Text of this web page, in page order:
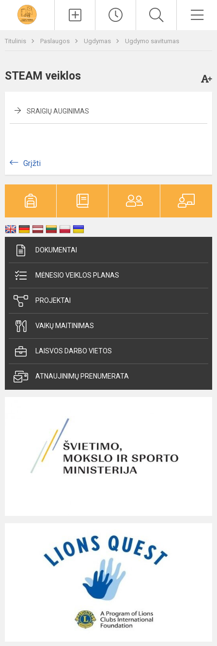
Titulinis Paslaugos Ugdymas Ugdymo savitumas
STEAM veiklos
SRAIGIŲ AUGINIMAS
Grįžti
DOKUMENTAI
MĖNESIO VEIKLOS PLANAS
PROJEKTAI
VAIKŲ MAITINIMAS
LAISVOS DARBO VIETOS
ATNAUJINIMŲ PRENUMERATA